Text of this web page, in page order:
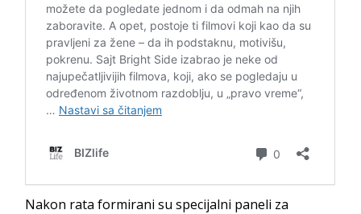
Nakon rata formirani su specijalni paneli za